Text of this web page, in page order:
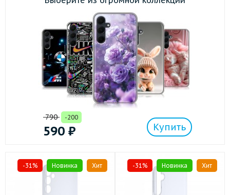
790 -200
590 ₽ Купить
-31% Новинка Хит -31% Новинка Хит